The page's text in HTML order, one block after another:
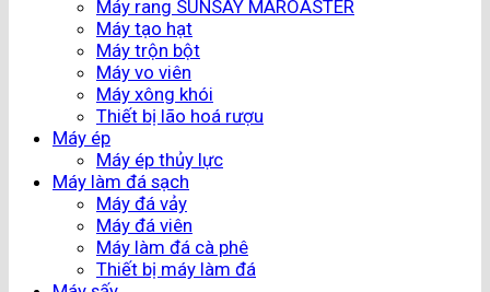
Máy rang SUNSAY MAROASTER
Máy tạo hạt
Máy trộn bột
Máy vo viên
Máy xông khói
Thiết bị lão hoá rượu
Máy ép
Máy ép thủy lực
Máy làm đá sạch
Máy đá vảy
Máy đá viên
Máy làm đá cà phê
Thiết bị máy làm đá